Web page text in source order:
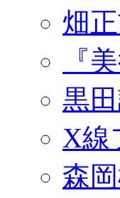
畑
『
黒
X線
森